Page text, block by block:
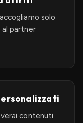
solo
al partner
contenuti